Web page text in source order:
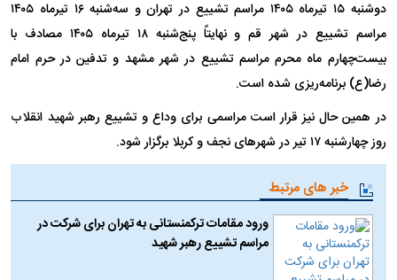
دوشنبه ۱۵ تیرماه ۱۴۰۵ مراسم تشییع در تهران و سه‌شنبه ۱۶ تیرماه ۱۴۰۵
مراسم تشییع در شهر قم و نهایتاً پنج‌شنبه ۱۸ تیرماه ۱۴۰۵ مصادف با
بیست‌چهارم ماه محرم مراسم تشییع در شهر مشهد و تدفین در حرم امام
رضا(ع) برنامه‌ریزی شده است.
در همین حال نیز قرار است مراسمی برای وداع و تشییع رهبر شهید انقلاب
روز چهارشنبه ۱۷ تیر در شهرهای نجف و کربلا برگزار شود.
خبر های مرتبط
ورود مقامات ترکمنستانی به تهران برای شرکت در
مراسم تشییع رهبر شهید